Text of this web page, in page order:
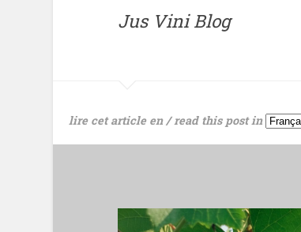
Jus Vini Blog
lire cet article en / read this post in